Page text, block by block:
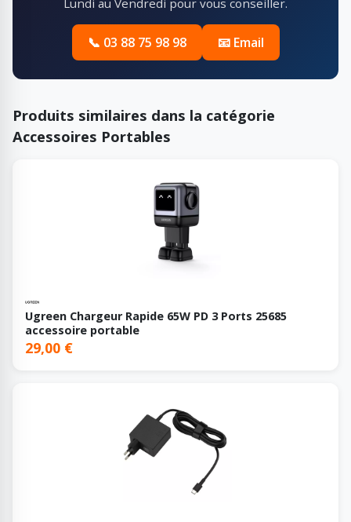
📞 03 88 75 98 98 📧 Email
Produits similaires dans la catégorie
Accessoires Portables
Ugreen Chargeur Rapide 65W PD 3 Ports 25685
accessoire portable
29,00 €